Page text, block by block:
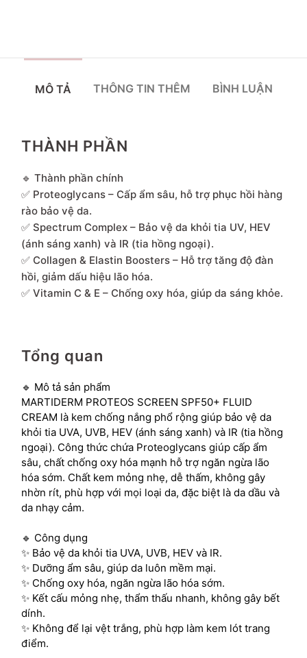
MÔ TẢ THÔNG TIN THÊM BÌNH LUẬN
THÀNH PHẦN
🔹 Thành phần chính
✅ Proteoglycans – Cấp ẩm sâu, hỗ trợ phục hồi hàng
rào bảo vệ da.
✅ Spectrum Complex – Bảo vệ da khỏi tia UV, HEV
(ánh sáng xanh) và IR (tia hồng ngoại).
✅ Collagen & Elastin Boosters – Hỗ trợ tăng độ đàn
hồi, giảm dấu hiệu lão hóa.
✅ Vitamin C & E – Chống oxy hóa, giúp da sáng khỏe.
Tổng quan
🔹 Mô tả sản phẩm
MARTIDERM PROTEOS SCREEN SPF50+ FLUID
CREAM là kem chống nắng phổ rộng giúp bảo vệ da
khỏi tia UVA, UVB, HEV (ánh sáng xanh) và IR (tia hồng
ngoại). Công thức chứa Proteoglycans giúp cấp ẩm
sâu, chất chống oxy hóa mạnh hỗ trợ ngăn ngừa lão
hóa sớm. Chất kem mỏng nhẹ, dễ thấm, không gây
nhờn rít, phù hợp với mọi loại da, đặc biệt là da dầu và
da nhạy cảm.
🔹 Công dụng
✨ Bảo vệ da khỏi tia UVA, UVB, HEV và IR.
✨ Dưỡng ẩm sâu, giúp da luôn mềm mại.
✨ Chống oxy hóa, ngăn ngừa lão hóa sớm.
✨ Kết cấu mỏng nhẹ, thẩm thấu nhanh, không gây bết
dính.
✨ Không để lại vệt trắng, phù hợp làm kem lót trang
điểm.